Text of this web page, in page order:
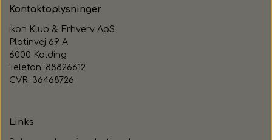
Kontaktoplysninger
ikon Klub & Erhverv ApS
Platinvej 69 A
6000 Kolding
Telefon: 88826612
CVR: 36468726
Links